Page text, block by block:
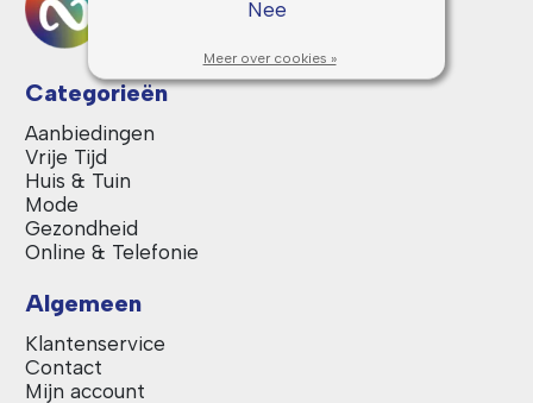
Categorieën
Aanbiedingen
Vrije Tijd
Huis & Tuin
Mode
Gezondheid
Online & Telefonie
Algemeen
Klantenservice
Contact
Mijn account
Nee
Meer over cookies »